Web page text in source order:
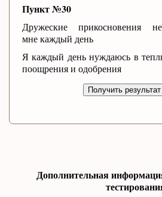
Пункт №30
Дружеские прикосновения
мне каждый день
Я каждый день нуждаюсь в
поощрения и одобрения
Получить
Дополнительная